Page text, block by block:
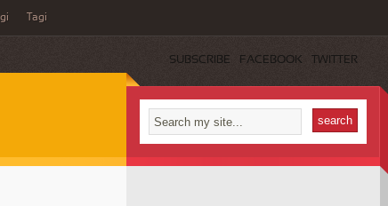
Tagi
SUBSCRIBE FACEBOOK TWITTER